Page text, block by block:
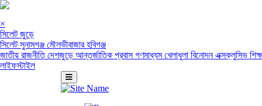
×
সিলেট জুড়ে
সিলেটসুনামগঞ্জ মৌলভীবাজারহবিগঞ্জ
জাতীয় রাজনীতিদেশজুড়ে আন্তর্জাতিক প্রবাসগণমাধ্যমখেলাধুলা বিনোদনএক্সক্লুসিভ
লাইফস্টাইল